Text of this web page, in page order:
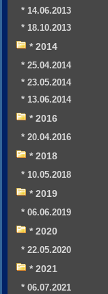
* 14.06.2013
* 18.10.2013
* 2014
* 25.04.2014
* 23.05.2014
* 13.06.2014
* 2016
* 20.04.2016
* 2018
* 10.05.2018
* 2019
* 06.06.2019
* 2020
* 22.05.2020
* 2021
* 06.07.2021